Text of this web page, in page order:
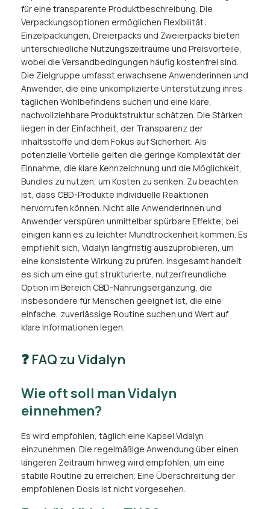
für eine transparente Produktbeschreibung. Die
Verpackungsoptionen ermöglichen Flexibilität:
Einzelpackungen, Dreierpacks und Zweierpacks bieten
unterschiedliche Nutzungszeiträume und Preisvorteile,
wobei die Versandbedingungen häufig kostenfrei sind.
Die Zielgruppe umfasst erwachsene Anwenderinnen und
Anwender, die eine unkomplizierte Unterstützung ihres
täglichen Wohlbefindens suchen und eine klare,
nachvollziehbare Produktstruktur schätzen. Die Stärken
liegen in der Einfachheit, der Transparenz der
Inhaltsstoffe und dem Fokus auf Sicherheit. Als
potenzielle Vorteile gelten die geringe Komplexität der
Einnahme, die klare Kennzeichnung und die Möglichkeit,
Bundles zu nutzen, um Kosten zu senken. Zu beachten
ist, dass CBD-Produkte individuelle Reaktionen
hervorrufen können. Nicht alle Anwenderinnen und
Anwender verspüren unmittelbar spürbare Effekte; bei
einigen kann es zu leichter Mundtrockenheit kommen. Es
empfiehlt sich, Vidalyn langfristig auszuprobieren, um
eine konsistente Wirkung zu prüfen. Insgesamt handelt
es sich um eine gut strukturierte, nutzerfreundliche
Option im Bereich CBD-Nahrungsergänzung, die
insbesondere für Menschen geeignet ist, die eine
einfache, zuverlässige Routine suchen und Wert auf
klare Informationen legen.
❓ FAQ zu Vidalyn
Wie oft soll man Vidalyn
einnehmen?
Es wird empfohlen, täglich eine Kapsel Vidalyn
einzunehmen. Die regelmäßige Anwendung über einen
längeren Zeitraum hinweg wird empfohlen, um eine
stabile Routine zu erreichen. Eine Überschreitung der
empfohlenen Dosis ist nicht vorgesehen.